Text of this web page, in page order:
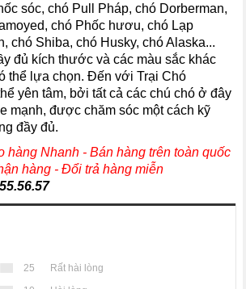
sóc, chó Pull Pháp, chó Dorberman,
chó Phốc hươu, chó Lạp
chó Shiba, chó Husky, chó Alaska...
đủ kích thước và các màu sắc khác
thể lựa chọn. Đến với Trại Chó
yên tâm, bởi tất cả các chú chó ở đây
mạnh, được chăm sóc một cách kỹ
đầy đủ.
hàng Nhanh - Bán hàng trên toàn quốc
hàng - Đổi trả hàng miễn
25
Rất hài lòng